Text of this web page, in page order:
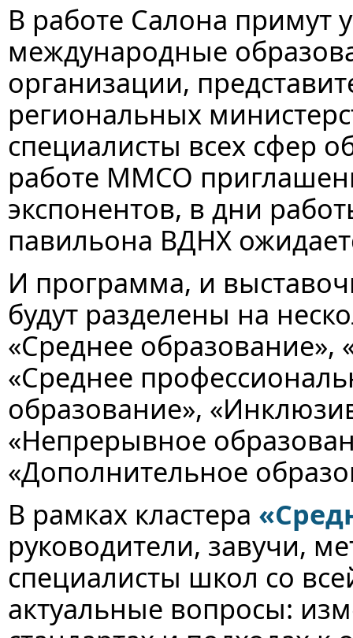
В работе Салона примут
международные
организации,
региональных
специалисты всех сфер
работе ММСО
экспонентов, в дни
павильона ВДНХ
И программа, и
будут разделены на
«Среднее
«Среднее
образование»,
«Непрерывное
«Дополнительное
В рамках кластера
руководители, завучи,
специалисты школ со
актуальные вопросы: